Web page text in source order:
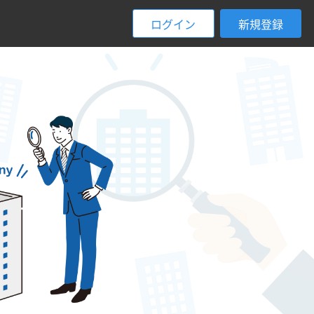
ログイン 新規登録